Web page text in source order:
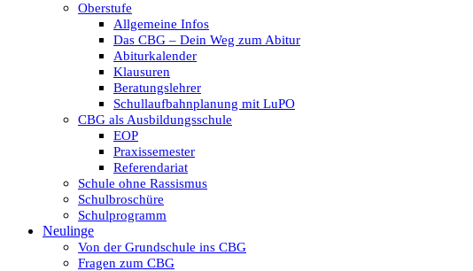
Oberstufe
Allgemeine Infos
Das CBG – Dein Weg zum Abitur
Abiturkalender
Klausuren
Beratungslehrer
Schullaufbahnplanung mit LuPO
CBG als Ausbildungsschule
EOP
Praxissemester
Referendariat
Schule ohne Rassismus
Schulbroschüre
Schulprogramm
Neulinge
Von der Grundschule ins CBG
Fragen zum CBG